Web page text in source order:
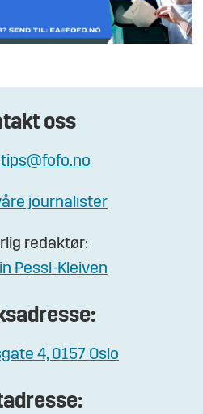
oss
tips@fofo.no
journalister
redaktør:
Pessl-Kleiven
4, 0157 Oslo